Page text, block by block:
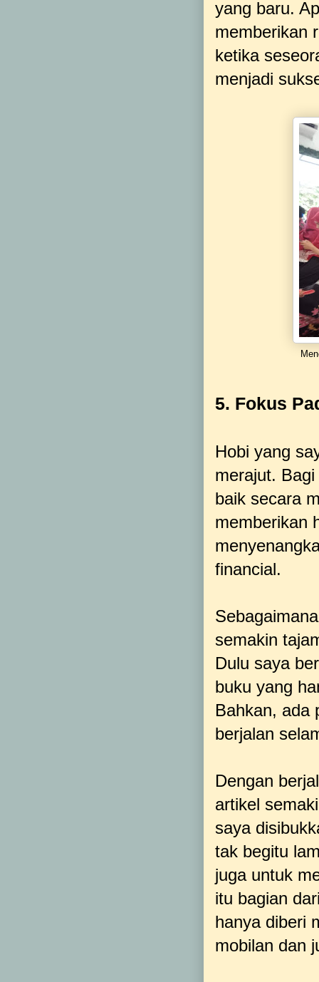
yang baru.
memberikan
ketika
menjadi
5. Fokus
Hobi yang
merajut.
baik secara
memberikan
financial.
semakin
Dulu saya
buku yang
Bahkan, ada
berjalan
Dengan
artikel
saya
tak begitu
juga untuk
itu bagian
hanya diberi
mobilan dan